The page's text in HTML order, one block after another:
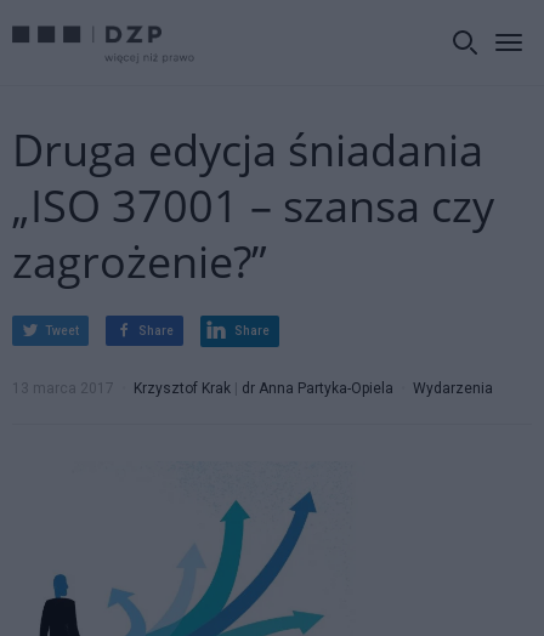
Druga edycja śniadania
„ISO 37001 – szansa czy
zagrożenie?”
Tweet Share Share
13 marca 2017 Krzysztof Krak | dr Anna Partyka-Opiela Wydarzenia